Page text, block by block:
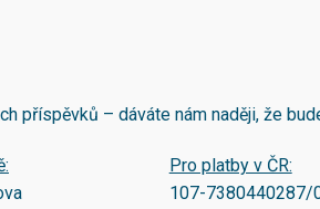
příspěvků – dáváte nám naději, že
Pro platby v ČR:
107-7380440287/